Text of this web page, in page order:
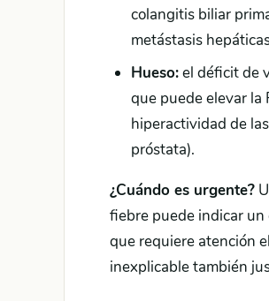
colangitis biliar
metástasis
Hueso:el déficit de
que puede elevar la
hiperactividad de
próstata).
¿Cuándo es urgente?
fiebre puede indicar
que requiere atención
inexplicable también